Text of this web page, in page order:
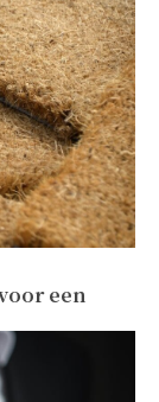
een